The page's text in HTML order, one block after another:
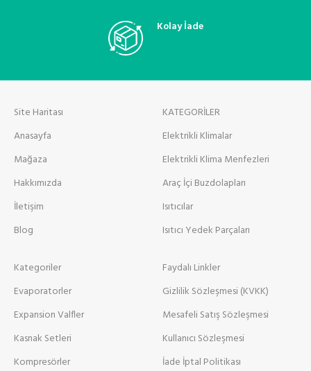
Kolay İade
Site Haritası
Anasayfa
Mağaza
Hakkımızda
İletişim
Blog
KATEGORİLER
Elektrikli Klimalar
Elektrikli Klima Menfezleri
Araç İçi Buzdolapları
Isıtıcılar
Isıtıcı Yedek Parçaları
Kategoriler
Evaporatorler
Expansion Valfler
Kasnak Setleri
Kompresörler
Faydalı Linkler
Gizlilik Sözleşmesi (KVKK)
Mesafeli Satış Sözleşmesi
Kullanıcı Sözleşmesi
İade İptal Politikası